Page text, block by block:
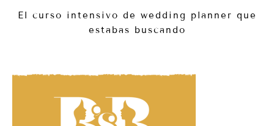
El curso intensivo de wedding planner que
estabas buscando